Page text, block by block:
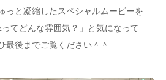
っと凝縮したスペシャルムービーを
てどんな雰囲気？」と気になって
最後までご覧ください＾＾